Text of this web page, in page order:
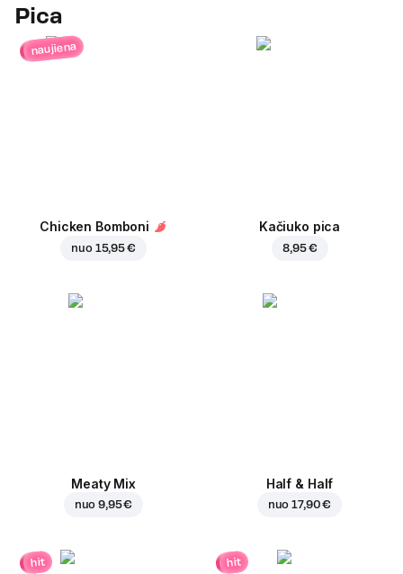
Pica
naujiena
Chicken Bomboni
nuo 15,95 €
Kačiuko pica
8,95 €
Meaty Mix
nuo9,95 €
Half & Half
nuo17,90 €
hit hit